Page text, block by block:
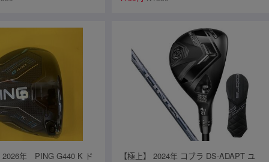
年 PING G440 K ド
【極上】 2024年 コブラ DS-ADAPT ユ